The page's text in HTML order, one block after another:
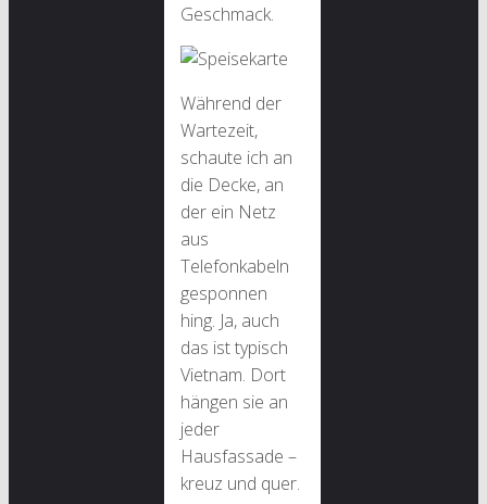
Geschmack.
Während der
Wartezeit,
schaute ich an
die Decke, an
der ein Netz
aus
Telefonkabeln
gesponnen
hing. Ja, auch
das ist typisch
Vietnam. Dort
hängen sie an
jeder
Hausfassade –
kreuz und quer.